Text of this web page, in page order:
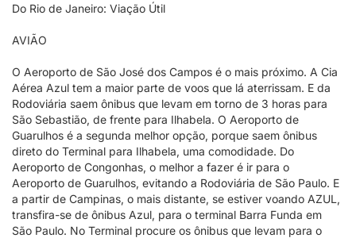
Do Rio de Janeiro: Viação Útil
AVIÃO
O Aeroporto de São José dos Campos é o mais próximo. A Cia
Aérea Azul tem a maior parte de voos que lá aterrissam. E da
Rodoviária saem ônibus que levam em torno de 3 horas para
São Sebastião, de frente para Ilhabela. O Aeroporto de
Guarulhos é a segunda melhor opção, porque saem ônibus
direto do Terminal para Ilhabela, uma comodidade. Do
Aeroporto de Congonhas, o melhor a fazer é ir para o
Aeroporto de Guarulhos, evitando a Rodoviária de São Paulo. E
a partir de Campinas, o mais distante, se estiver voando AZUL,
transfira-se de ônibus Azul, para o terminal Barra Funda em
São Paulo. No Terminal procure os ônibus que levam para o